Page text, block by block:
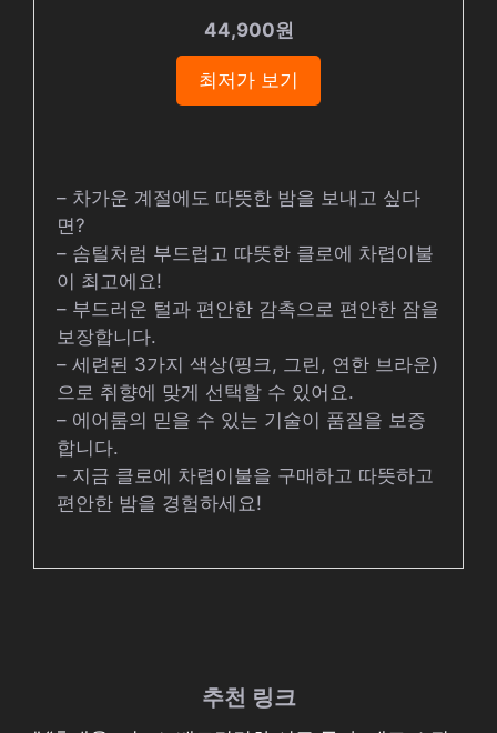
44,900원
최저가 보기
– 차가운 계절에도 따뜻한 밤을 보내고 싶다
면?
– 솜털처럼 부드럽고 따뜻한 클로에 차렵이불
이 최고에요!
– 부드러운 털과 편안한 감촉으로 편안한 잠을
보장합니다.
– 세련된 3가지 색상(핑크, 그린, 연한 브라운)
으로 취향에 맞게 선택할 수 있어요.
– 에어룸의 믿을 수 있는 기술이 품질을 보증
합니다.
– 지금 클로에 차렵이불을 구매하고 따뜻하고
편안한 밤을 경험하세요!
추천 링크